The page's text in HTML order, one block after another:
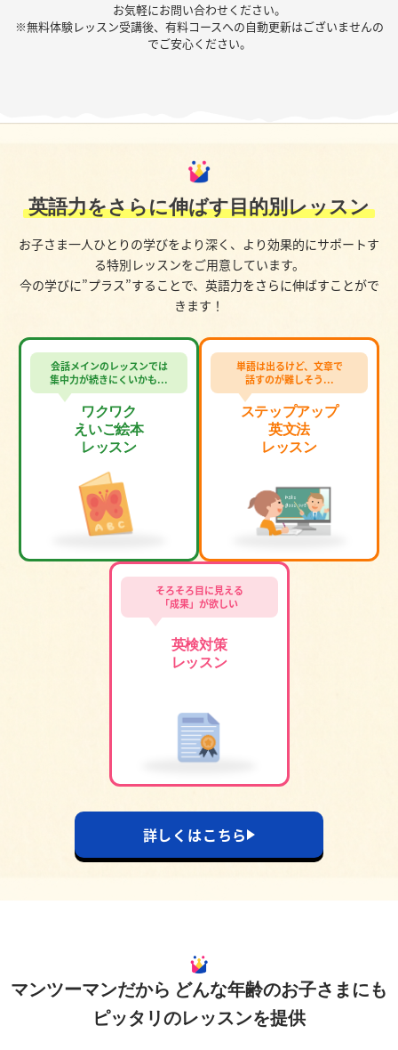
お気軽にお問い合わせください。
※無料体験レッスン受講後、有料コースへの自動更新はございませんの
でご安心ください。
英語力をさらに伸ばす目的別レッスン
お子さま一人ひとりの学びをより深く、より効果的にサポートす
る特別レッスンをご用意しています。
今の学びに”プラス”することで、英語力をさらに伸ばすことがで
きます！
会話メインのレッスンでは
集中力が続きにくいかも...
ワクワク
えいご絵本
レッスン
単語は出るけど、文章で
話すのが難しそう...
ステップアップ
英文法
レッスン
そろそろ目に見える
「成果」が欲しい
英検対策
レッスン
詳しくはこちら
マンツーマンだから どんな年齢のお子さまにも
ピッタリのレッスンを提供